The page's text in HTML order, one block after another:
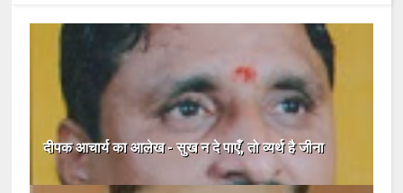
दीपक आचार्य का आलेख - सुख न दे पाएँ, तो व्‍यर्थ है जीना